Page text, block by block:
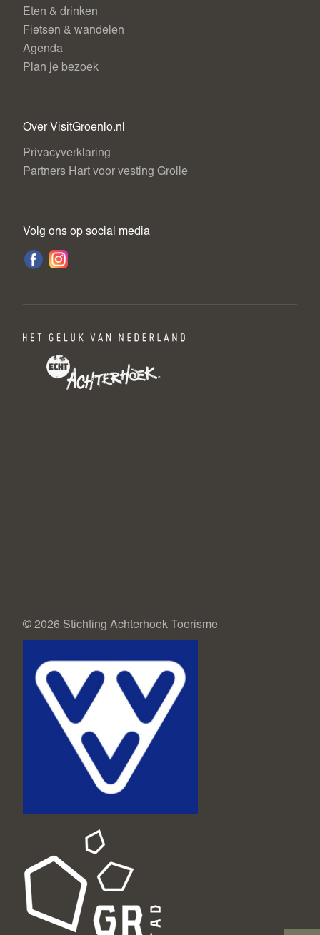
Eten & drinken
Fietsen & wandelen
Agenda
Plan je bezoek
Over VisitGroenlo.nl
Privacyverklaring
Partners Hart voor vesting Grolle
Volg ons op social media
© 2026 Stichting Achterhoek Toerisme